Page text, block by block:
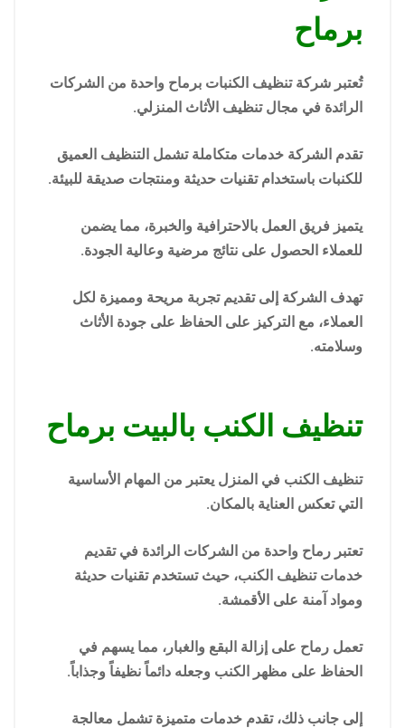
برماح
تُعتبر شركة تنظيف الكنبات برماح واحدة من الشركات
الرائدة في مجال تنظيف الأثاث المنزلي.
تقدم الشركة خدمات متكاملة تشمل التنظيف العميق
للكنبات باستخدام تقنيات حديثة ومنتجات صديقة للبيئة.
يتميز فريق العمل بالاحترافية والخبرة، مما يضمن
للعملاء الحصول على نتائج مرضية وعالية الجودة.
تهدف الشركة إلى تقديم تجربة مريحة ومميزة لكل
العملاء، مع التركيز على الحفاظ على جودة الأثاث
وسلامته.
تنظيف الكنب بالبيت برماح
تنظيف الكنب في المنزل يعتبر من المهام الأساسية
التي تعكس العناية بالمكان.
تعتبر رماح واحدة من الشركات الرائدة في تقديم
خدمات تنظيف الكنب، حيث تستخدم تقنيات حديثة
ومواد آمنة على الأقمشة.
تعمل رماح على إزالة البقع والغبار، مما يسهم في
الحفاظ على مظهر الكنب وجعله دائماً نظيفاً وجذاباً.
إلى جانب ذلك، تقدم خدمات متميزة تشمل معالجة